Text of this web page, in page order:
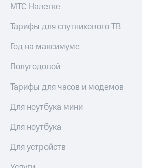
МТС Налегке
Тарифы для спутникового ТВ
Год на максимуме
Полугодовой
Тарифы для часов и модемов
Для ноутбука мини
Для ноутбука
Для устройств